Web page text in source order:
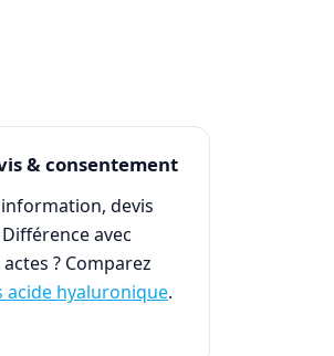
& consentement
devis
avec
actes ? Comparez
acide hyaluronique.